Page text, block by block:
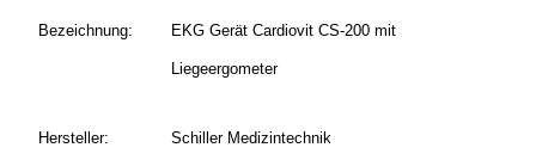
Bezeichnung: EKG Gerät Cardiovit CS-200 mit
Liegeergometer
Hersteller: Schiller Medizintechnik